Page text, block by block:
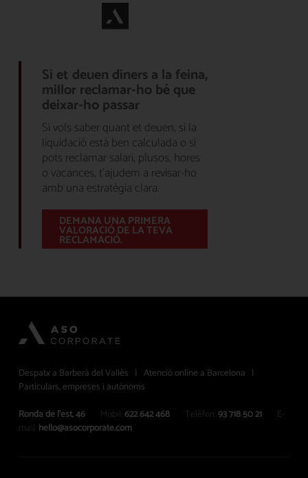
Si et deuen diners a la feina,
millor reclamar-ho bé que
deixar-ho passar
Si vols saber quant et deuen, si la
liquidació està ben calculada o si
pots reclamar salari, plusos, hores
o vacances, t’ajudem a revisar-ho
amb una estratègia clara.
DEMANA UNA PRIMERA
VALORACIÓ DE LA TEVA
RECLAMACIÓ.
Despatx a Barberà del Vallès | Atenció online a Barcelona |
Particulars, empreses i autònoms
Ronda de l’est, 46
Mòbil: 622 642 468 Telèfon: 93 718 50 21
E-
mail: hello@asocorporate.com